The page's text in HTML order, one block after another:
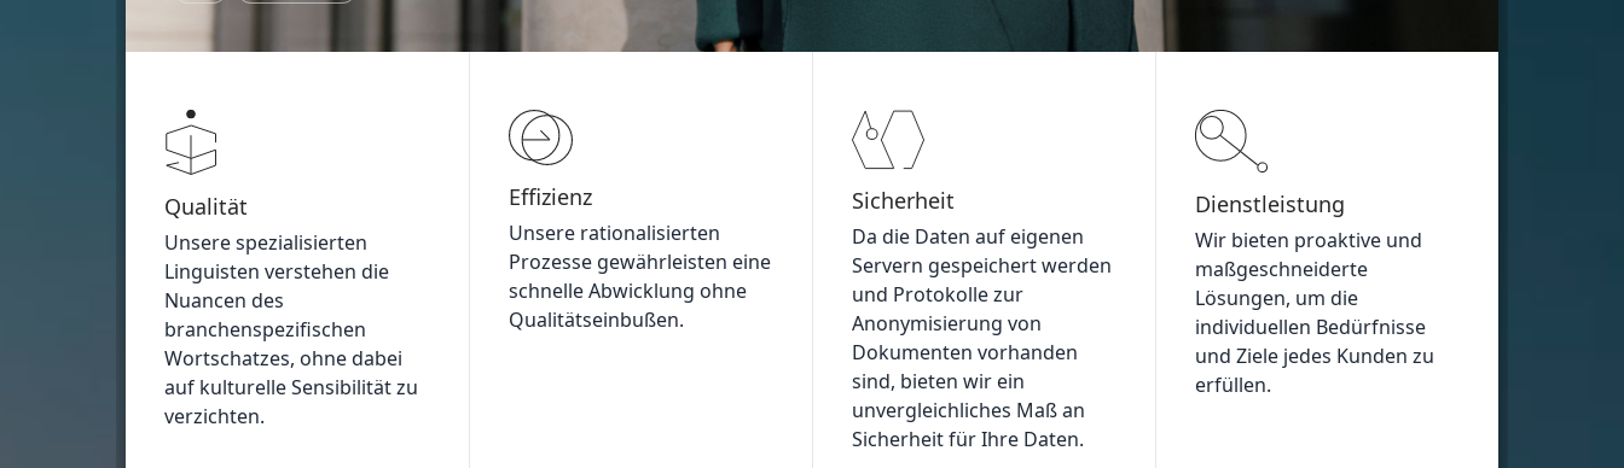
Qualität
Unsere spezialisierten
Linguisten verstehen die
Nuancen des
branchenspezifischen
Wortschatzes, ohne dabei
auf kulturelle Sensibilität zu
verzichten.
Effizienz
Unsere rationalisierten
Prozesse gewährleisten eine
schnelle Abwicklung ohne
Qualitätseinbußen.
Sicherheit
Da die Daten auf eigenen
Servern gespeichert werden
und Protokolle zur
Anonymisierung von
Dokumenten vorhanden
sind, bieten wir ein
unvergleichliches Maß an
Sicherheit für Ihre Daten.
Dienstleistung
Wir bieten proaktive und
maßgeschneiderte
Lösungen, um die
individuellen Bedürfnisse
und Ziele jedes Kunden zu
erfüllen.